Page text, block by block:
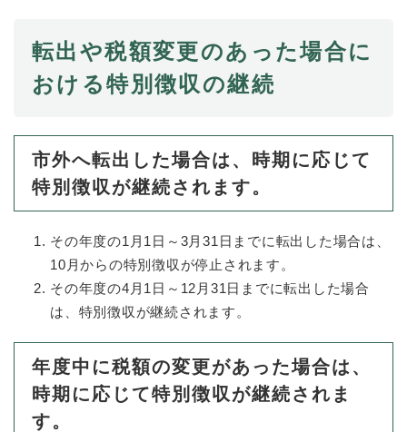
転出や税額変更のあった場合に
おける特別徴収の継続
市外へ転出した場合は、時期に応じて
特別徴収が継続されます。
その年度の1月1日～3月31日までに転出した場合は、
10月からの特別徴収が停止されます。
その年度の4月1日～12月31日までに転出した場合
は、特別徴収が継続されます。
年度中に税額の変更があった場合は、
時期に応じて特別徴収が継続されま
す。